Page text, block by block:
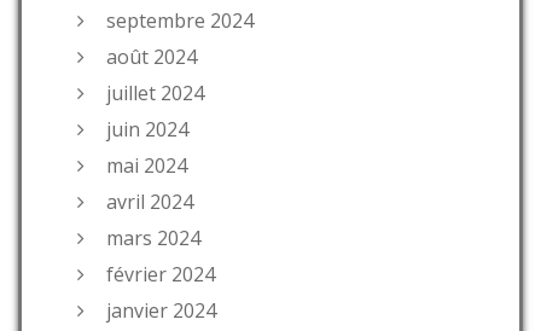
septembre 2024
août 2024
juillet 2024
juin 2024
mai 2024
avril 2024
mars 2024
février 2024
janvier 2024